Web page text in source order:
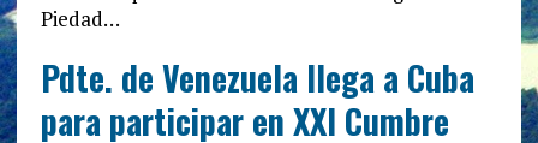
Piedad…
Pdte. de Venezuela llega a Cuba
para participar en XXI Cumbre